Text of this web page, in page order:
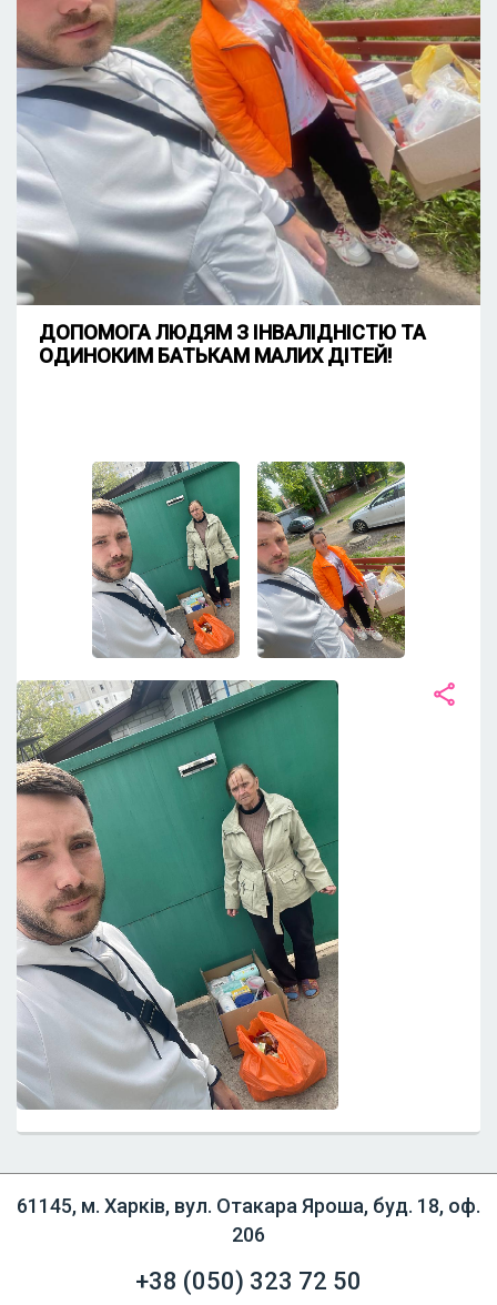
ДОПОМОГА ЛЮДЯМ З ІНВАЛІДНІСТЮ ТА
ОДИНОКИМ БАТЬКАМ МАЛИХ ДІТЕЙ!
61145, м. Харків, вул. Отакара Яроша, буд. 18, оф.
206
+38 (050) 323 72 50